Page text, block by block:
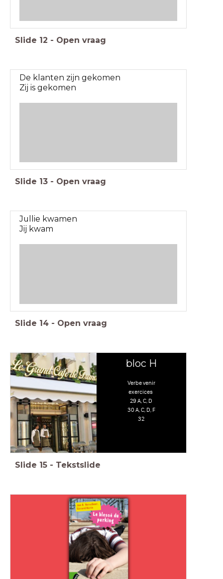
Slide 12 - Open vraag
De klanten zijn gekomen
Zij is gekomen
Slide 13 - Open vraag
Jullie kwamen
Jij kwam
Slide 14 - Open vraag
bloc H
Verbe venir
exercices
29 A, C, D
30 A, C, D, F
32
Slide 15 - Tekstslide